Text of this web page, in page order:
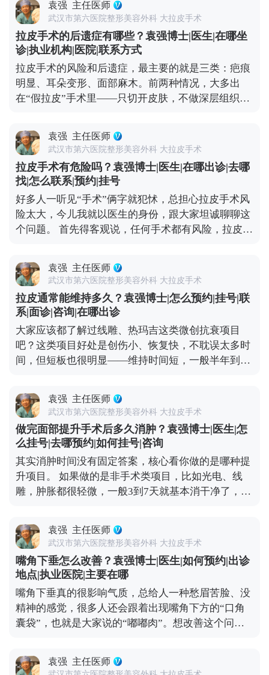
年轻。 当然了，拉皮也不是一劳永逸的。术后还是要
注意日常保养，比如做好皮肤护理、控制夸张表情、
保持健康作息。毕竟手术主要解决的是“下垂”问题，
而皱纹、肤质这些细节，还需要靠日常维护来配合。
想知道更多关于MCR复合提升术的问题，可以去官方
媒体平台（公众号、百家号、小红薯）预约面诊，详
细了解。
美者，她皮肤弹性还不错，就是组织下垂明显，下颌
线模糊。做完拉皮手术后，下垂的组织复位了，下颌
线变得清晰紧致，看起来就像40出头，效果很直观。
但大家要清楚，拉皮不是“换脸”，它不会改变你的五
官基础，也不可能让你直接变回20岁。 它更像是给下
垂的组织做一次“复位”，让它们回到该在的位置，从
而实现视觉上的“减龄”。如果术后能做好保养，比如
态还能维持得更久。 想知道更多关于MCR复合提升
术的问题，可以去官方媒体平台（公众号、百家号、
小红薯）预约面诊，详细了解。
袁强 主任医师
武汉市第六医院整形美容外科 大拉皮手术
拉皮手术的后遗症有哪些？袁强博士|医生|在哪坐
诊|执业机构|医院|联系方式
拉皮手术的风险和后遗症，最主要的就是三类：疤痕
明显、耳朵变形、面部麻木。前两种情况，大多出
在“假拉皮”手术里——只切开皮肤，不做深层组织提
织会往下拽切口和耳朵，慢慢就会出现疤痕变宽、耳
朵变形的问题。 但正规的拉皮手术完全不是这样，核
心是做深层筋膜提升，再配合减张缝合，让组织在复
位后的位置自然贴合，不会强行拉扯切口和耳朵，这
样就能最大程度避免疤痕和耳朵变形的问题。 至于面
部麻木，大家可以放心，面部神经本来就丰富，手术
中难免会碰到一些细小的神经末梢，术后短期内可能
会有麻木感，但这种感觉一般三个月内就会慢慢恢
的不适完全是可以接受的。 总结下来就是，拉皮的后
遗症大多和手术方式不规范有关，选对医生和手术方
案，就能有效规避。 想知道更多关于MCR复合提升
术的问题，可以去官方媒体平台（公众号、百家号、
小红薯）预约面诊，详细了解。
袁强 主任医师
武汉市第六医院整形美容外科 大拉皮手术
拉皮手术有危险吗？袁强博士|医生|在哪出诊|去哪
找|怎么联系|预约|挂号
好多人一听见“手术”俩字就犯怵，总担心拉皮手术风
险太大，今儿我就以医生的身份，跟大家坦诚聊聊这
个问题。 首先得客观说，任何手术都有风险，拉皮也
皮肤凹凸不平，严重的还可能损伤神经。比如有些朋
友做完后耳朵变形、疤痕特别明显，多半是碰到
了“假拉皮”——只做表面功夫，单纯把皮肤拉紧，没
处理深层组织，强行拉扯皮肤缝合，自然容易出问
题。 但大家也不用过度恐慌，在正规医院找经验丰富
的医生操作，这些风险都是能控制的。比如在做MCR
复合提升术时，就会凭着精准的解剖知识避开重要神
经，做分层减张缝合，尽量减少对组织的创伤。还会
以说，想做拉皮，第一步也是最关键的一步，就是选
对正规医院和靠谱医生，这是降低风险的想知道更多
关于MCR复合提升术的问题，可以去官方媒体平台
（公众号、百家号、小红薯）预约面诊，详细了解。
核心。
袁强 主任医师
武汉市第六医院整形美容外科 大拉皮手术
拉皮通常能维持多久？袁强博士|怎么预约|挂号|联
系|面诊|咨询|在哪出诊
大家应该都了解过线雕、热玛吉这类微创抗衰项目
吧？这类项目好处是创伤小、恢复快，不耽误太多时
间，但短板也很明显——维持时间短，一般半年到一
少。 拉皮手术就不一样了，它不是只把表面皮肤拉紧
那么简单，核心是通过深层筋膜的剥离和提升，从根
儿上解决组织下垂的问题。正因为是深层调整，效果
才扎实，一般能维持8-10年。就像MCR复合提升术，
会在多个层次做复位固定，让下垂的组织在新的位置
上稳稳当当“扎根”，一次手术就能让你摆脱松弛困扰
挺久。这么算下来，从长远来看，性价比其实更高。
当然了，具体能维持多久，和个人体质、术后护理还
的“长效投资”。 想知道更多关于MCR复合提升术的
问题，可以去官方媒体平台（公众号、百家号、小红
薯）预约面诊，详细了解。
袁强 主任医师
武汉市第六医院整形美容外科 大拉皮手术
做完面部提升手术后多久消肿？袁强博士|医生|怎
么挂号|去哪预约|如何挂号|咨询
其实消肿时间没有固定答案，核心看你做的是哪种提
升项目。 如果做的是非手术类项目，比如光电、线
雕，肿胀都很轻微，一般3到7天就基本消干净了，最
皮手术，消肿时间会稍长一点。术后前几天会有点胀
胀的异物感，后期随着恢复，肿胀会慢慢消退，大1-
3个月左右，基本恢复正常，日常社交没问题。 另外
分享几个加速消肿的小技巧：术后按医生要求戴好头
套，前几天做好冰敷，平时避免剧烈运动、少吃辛辣
刺激的食物，这些都能帮身体更快恢复。不过每个人
的体质和恢复节奏都不一样，不用着急，给身体足够
的恢复时间，才能换来更自然的效果。 想知道更多关
众号、百家号、小红薯）预约面诊，详细了解。
袁强 主任医师
武汉市第六医院整形美容外科 大拉皮手术
嘴角下垂怎么改善？袁强博士|医生|如何预约|出诊
地点|执业医院|主要在哪
嘴角下垂真的很影响气质，总给人一种愁眉苦脸、没
精神的感觉，很多人还会跟着出现嘴角下方的“口角
囊袋”，也就是大家说的“嘟嘟肉”。想改善这个问
要通过中下面部拉皮手术来解决。比如MCR复合提升
袁强 主任医师